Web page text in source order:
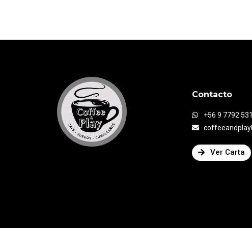
Contacto
+56 9 7792
Ver Carta